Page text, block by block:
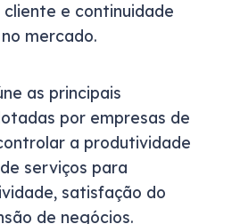
e continuidade
mercado.
as principais
por empresas de
a produtividade
serviços para
satisfação do
de negócios.